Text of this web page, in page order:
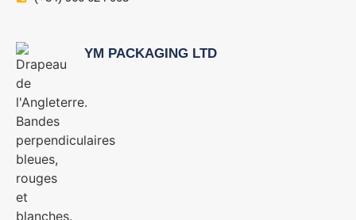
YM PACKAGING LTD